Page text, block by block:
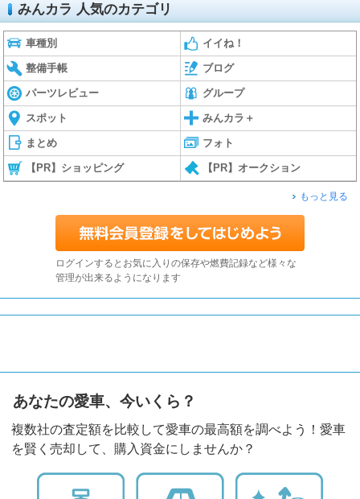
みんカラ 人気のカテゴリ
車種別 イイね！
整備手帳 ブログ
パーツレビュー グループ
スポット みんカラ＋
まとめ フォト
【PR】ショッピング 【PR】オークション
もっと見る
ログインするとお気に入りの保存や燃費記録など様々な
管理が出来るようになります
あなたの愛車、今いくら？
複数社の査定額を比較して愛車の最高額を調べよう！愛車
を賢く売却して、購入資金にしませんか？